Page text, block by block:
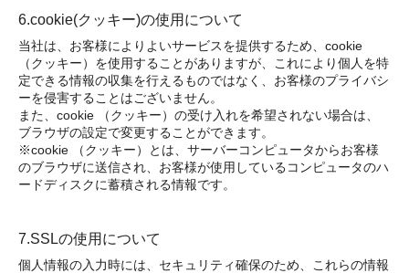
6.cookie(クッキー)の使用について
当社は、お客様によりよいサービスを提供するため、cookie
（クッキー）を使用することがありますが、これにより個人を特
定できる情報の収集を行えるものではなく、お客様のプライバシ
ーを侵害することはございません。
また、cookie （クッキー）の受け入れを希望されない場合は、
ブラウザの設定で変更することができます。
※cookie （クッキー）とは、サーバーコンピュータからお客様
のブラウザに送信され、お客様が使用しているコンピュータのハ
ードディスクに蓄積される情報です。
7.SSLの使用について
個人情報の入力時には、セキュリティ確保のため、これらの情報